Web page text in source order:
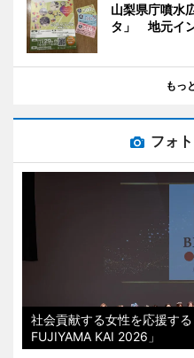
山梨県庁噴水
タ」 地元イ
もっ
フォ
社会貢献する女性を応援す
FUJIYAMA KAI 2026」